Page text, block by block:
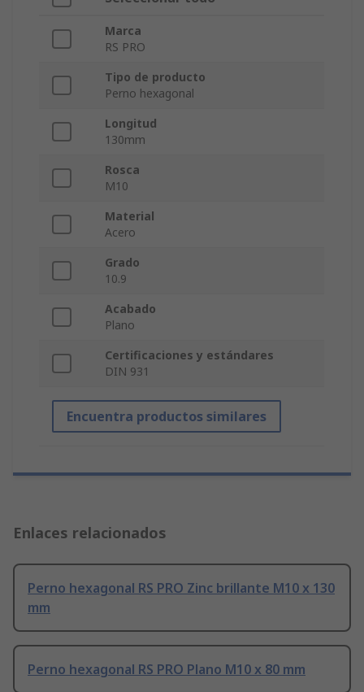
Marca
RS PRO
Tipo de producto
Perno hexagonal
Longitud
130mm
Rosca
M10
Material
Acero
Grado
10.9
Acabado
Plano
Certificaciones y estándares
DIN 931
Encuentra productos similares
Enlaces relacionados
Perno hexagonal RS PRO Zinc brillante M10 x 130
mm
Perno hexagonal RS PRO Plano M10 x 80 mm